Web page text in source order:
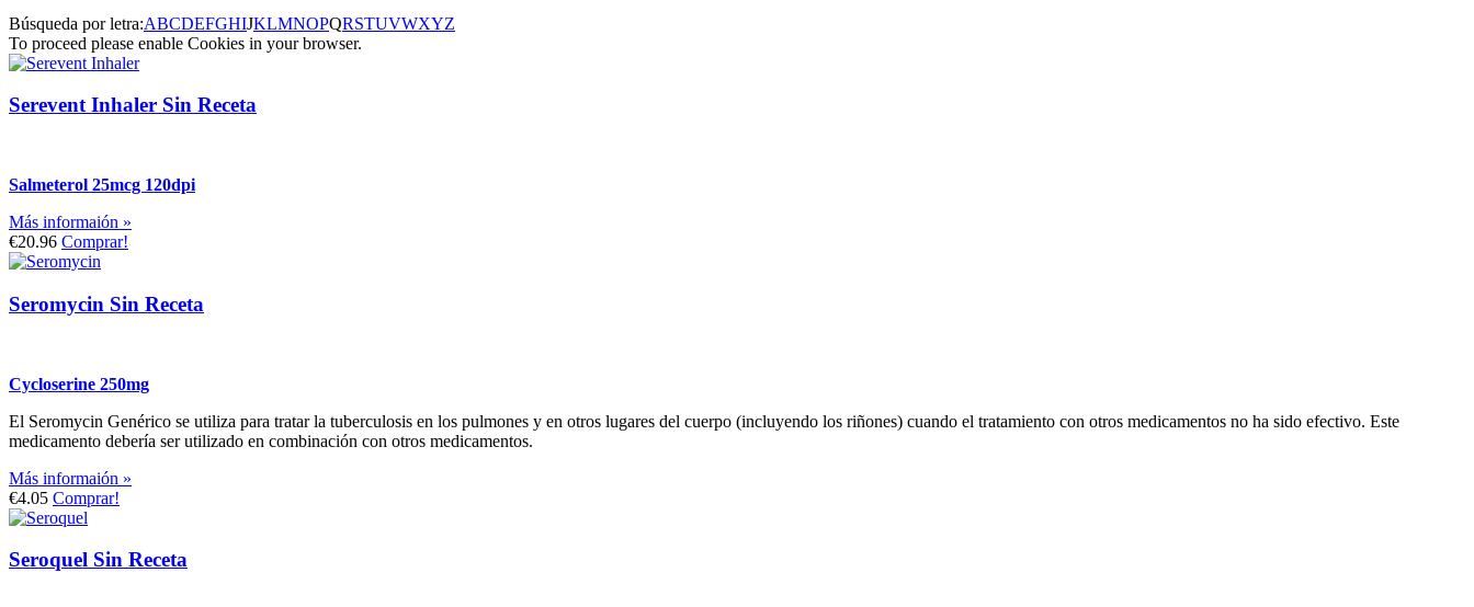
Búsqueda por letra:ABCDEFGHIJKLMNOPQRSTUVWXYZ
To proceed please enable Cookies in your browser.
Serevent Inhaler Sin Receta
Salmeterol 25mcg 120dpi
Más informaión »
€20.96 Comprar!
Seromycin Sin Receta
Cycloserine 250mg
El Seromycin Genérico se utiliza para tratar la tuberculosis en los pulmones y en otros lugares del cuerpo (incluyendo los riñones) cuando el tratamiento con otros medicamentos no ha sido efectivo. Este
medicamento debería ser utilizado en combinación con otros medicamentos.
Más informaión »
€4.05 Comprar!
Seroquel Sin Receta